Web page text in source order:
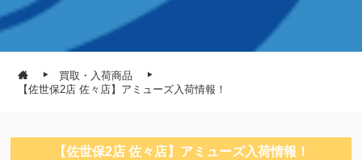
買取・入荷商品
【佐世保2店 佐々店】アミューズ入荷情報！
【佐世保2店 佐々店】アミューズ入荷情報！